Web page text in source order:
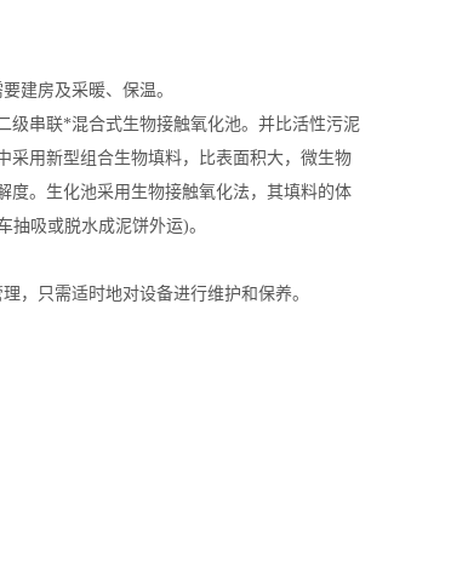
建房及采暖、保温。
串联*混合式生物接触氧化池。并比活性污泥
采用新型组合生物填料，比表面积大，微生物
度。生化池采用生物接触氧化法，其填料的体
吸或脱水成泥饼外运)。
只需适时地对设备进行维护和保养。